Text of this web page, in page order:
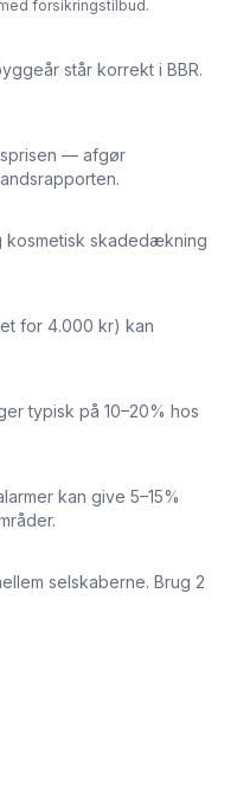
forsikringstilbud.
står korrekt i BBR.
— afgør
skadedækning
for 4.000 kr) kan
typisk på 10–20% hos
kan give 5–15%
selskaberne. Brug 2